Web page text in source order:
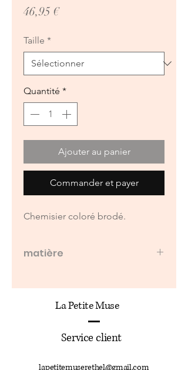
46,95 €Prix
Taille *
Quantité *
Ajouter au panier
Commander et payer
Chemisier coloré brodé.
matière
35% viscose
La Petite Muse
Service client
lapetitemuserethel@gmail.com